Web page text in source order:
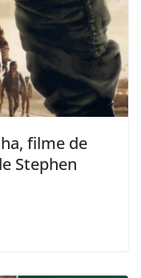
filme de
Stephen